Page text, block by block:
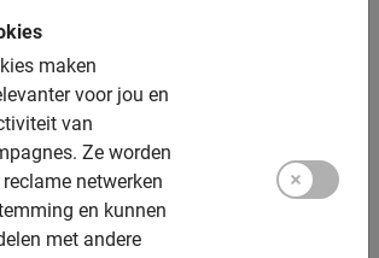
maken
voor jou en
van
Ze worden
netwerken
en kunnen
met andere
enkel achterop, tot 25kg,
(gratis)
aanvraag
ja, €10 toeslag, vooraf boeken